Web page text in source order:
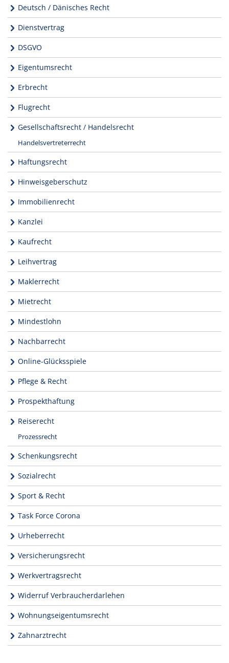
Deutsch / Dänisches Recht
Dienstvertrag
DSGVO
Eigentumsrecht
Erbrecht
Flugrecht
Gesellschaftsrecht / Handelsrecht
Handelsvertreterrecht
Haftungsrecht
Hinweisgeberschutz
Immobilienrecht
Kanzlei
Kaufrecht
Leihvertrag
Maklerrecht
Mietrecht
Mindestlohn
Nachbarrecht
Online-Glücksspiele
Pflege & Recht
Prospekthaftung
Reiserecht
Prozessrecht
Schenkungsrecht
Sozialrecht
Sport & Recht
Task Force Corona
Urheberrecht
Versicherungsrecht
Werkvertragsrecht
Widerruf Verbraucherdarlehen
Wohnungseigentumsrecht
Zahnarztrecht